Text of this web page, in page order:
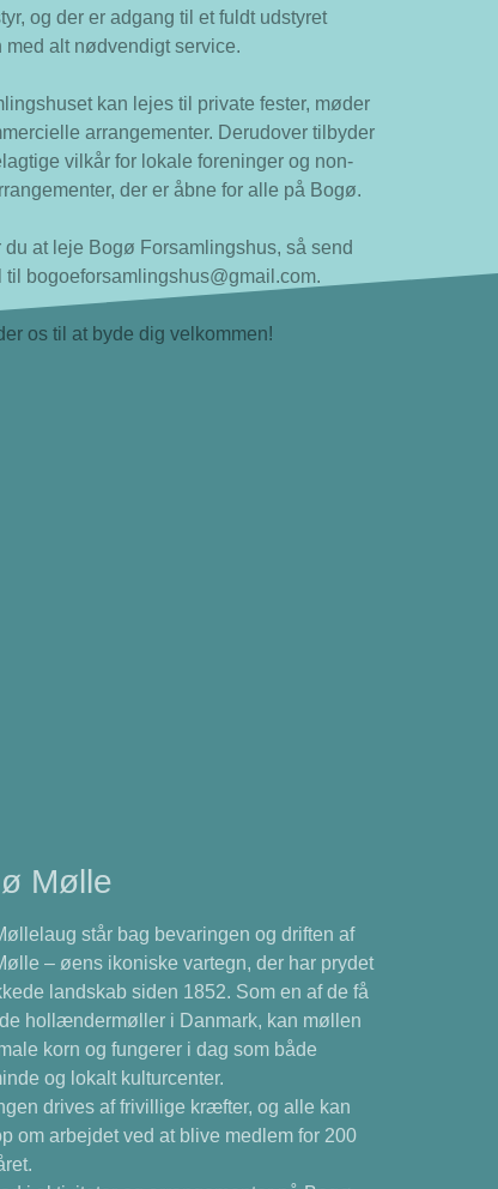
og der er adgang til et fuldt udstyret
med alt nødvendigt service.
kan lejes til private fester, møder
arrangementer. Derudover tilbyder
vilkår for lokale foreninger og non-
der er åbne for alle på Bogø.
at leje Bogø Forsamlingshus, så send
til bogoeforsamlingshus@gmail.com.
os til at byde dig velkommen!
Mølle
står bag bevaringen og driften af
– øens ikoniske vartegn, der har prydet
landskab siden 1852. Som en af de få
hollændermøller i Danmark, kan møllen
korn og fungerer i dag som både
og lokalt kulturcenter.
drives af frivillige kræfter, og alle kan
om arbejdet ved at blive medlem for 200